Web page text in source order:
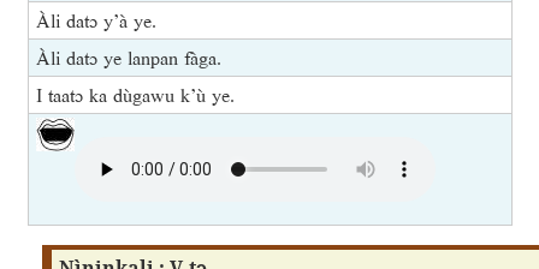
Àli datɔ y’à ye.
Àli datɔ ye lanpan fàga.
I taatɔ ka dùgawu k’ù ye.